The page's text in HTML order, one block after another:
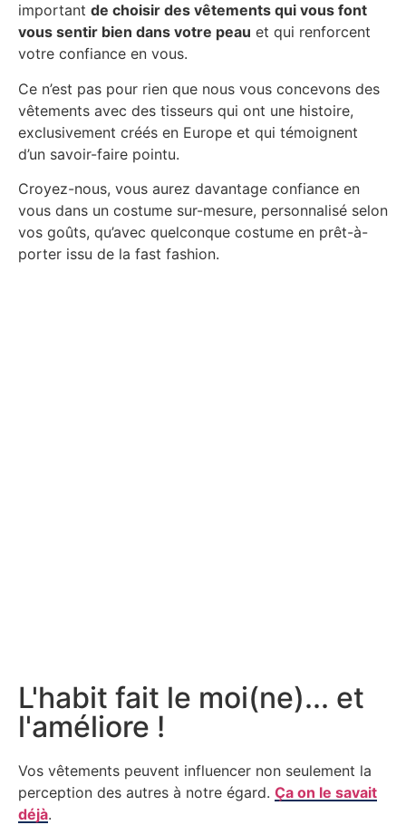
important de choisir des vêtements qui vous font
vous sentir bien dans votre peau et qui renforcent
votre confiance en vous.
Ce n’est pas pour rien que nous vous concevons des
vêtements avec des tisseurs qui ont une histoire,
exclusivement créés en Europe et qui témoignent
d’un savoir-faire pointu.
Croyez-nous, vous aurez davantage confiance en
vous dans un costume sur-mesure, personnalisé selon
vos goûts, qu’avec quelconque costume en prêt-à-
porter issu de la fast fashion.
L'habit fait le moi(ne)... et
l'améliore !
Vos vêtements peuvent influencer non seulement la
perception des autres à notre égard. Ça on le savait
déjà.